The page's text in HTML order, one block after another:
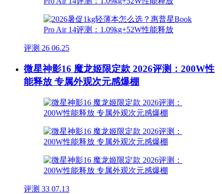
评测 26 06.25
微星神影16 魔龙姬限定款 2026评测：200W性
能释放 专属外观次元感爆棚
评测 33 07.13